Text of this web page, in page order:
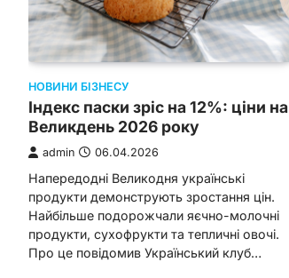
НОВИНИ БІЗНЕСУ
Індекс паски зріс на 12%: ціни на
Великдень 2026 року
admin 06.04.2026
Напередодні Великодня українські
продукти демонструють зростання цін.
Найбільше подорожчали яєчно-молочні
продукти, сухофрукти та тепличні овочі.
Про це повідомив Український клуб…